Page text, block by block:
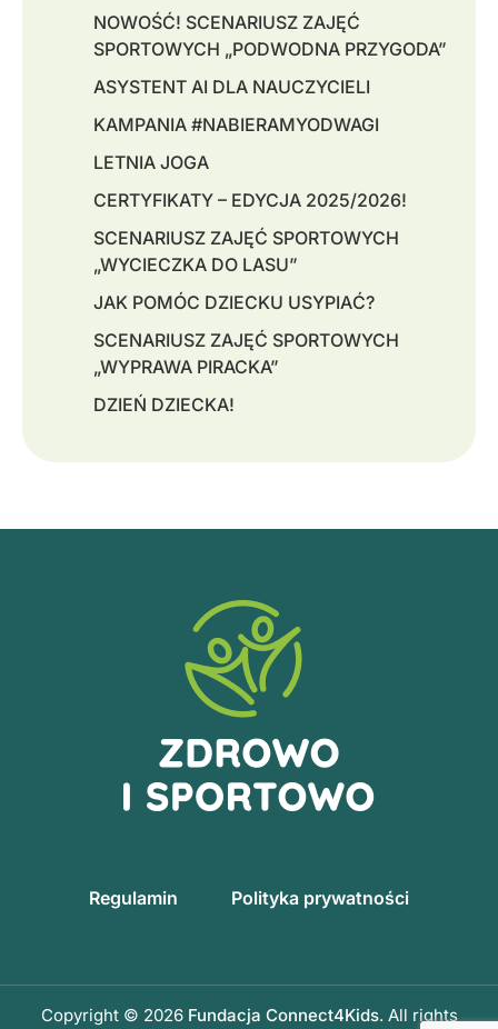
NOWOŚĆ! SCENARIUSZ ZAJĘĆ
SPORTOWYCH „PODWODNA PRZYGODA”
ASYSTENT AI DLA NAUCZYCIELI
KAMPANIA #NABIERAMYODWAGI
LETNIA JOGA
CERTYFIKATY – EDYCJA 2025/2026!
SCENARIUSZ ZAJĘĆ SPORTOWYCH
„WYCIECZKA DO LASU”
JAK POMÓC DZIECKU USYPIAĆ?
SCENARIUSZ ZAJĘĆ SPORTOWYCH
„WYPRAWA PIRACKA”
DZIEŃ DZIECKA!
Regulamin Polityka prywatności
Copyright © 2026 Fundacja Connect4Kids. All rights